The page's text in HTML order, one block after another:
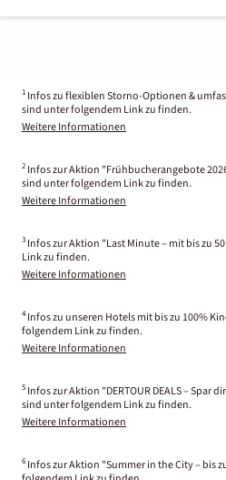
1 Infos zu flexiblen Storno-Optionen &
sind unter folgendem Link zu finden.
Weitere Informationen
2 Infos zur Aktion "Frühbucherangebote
sind unter folgendem Link zu finden.
Weitere Informationen
3 Infos zur Aktion "Last Minute – mit bis zu
Link zu finden.
Weitere Informationen
4 Infos zu unseren Hotels mit bis zu 100%
folgendem Link zu finden.
Weitere Informationen
5 Infos zur Aktion "DERTOUR DEALS – Spar
sind unter folgendem Link zu finden.
Weitere Informationen
6 Infos zur Aktion "Summer in the City – bis